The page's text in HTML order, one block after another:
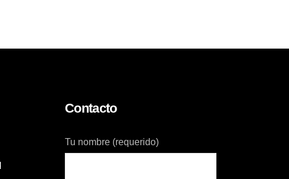
Contacto
Tu nombre (requerido)